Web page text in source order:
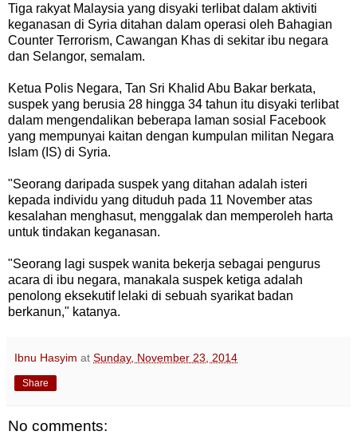
Tiga rakyat Malaysia yang disyaki terlibat dalam aktiviti
keganasan di Syria ditahan dalam operasi oleh Bahagian
Counter Terrorism, Cawangan Khas di sekitar ibu negara
dan Selangor, semalam.
Ketua Polis Negara, Tan Sri Khalid Abu Bakar berkata,
suspek yang berusia 28 hingga 34 tahun itu disyaki terlibat
dalam mengendalikan beberapa laman sosial Facebook
yang mempunyai kaitan dengan kumpulan militan Negara
Islam (IS) di Syria.
"Seorang daripada suspek yang ditahan adalah isteri
kepada individu yang dituduh pada 11 November atas
kesalahan menghasut, menggalak dan memperoleh harta
untuk tindakan keganasan.
"Seorang lagi suspek wanita bekerja sebagai pengurus
acara di ibu negara, manakala suspek ketiga adalah
penolong eksekutif lelaki di sebuah syarikat badan
berkanun," katanya.
R
e
a
m
Ibnu Hasyim at Sunday, November 23, 2014
Share
No comments: